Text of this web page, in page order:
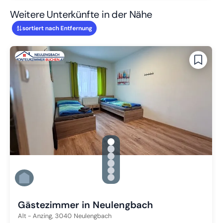
Weitere Unterkünfte in der Nähe
sortiert nach Entfernung
gallery.slide_selector
Zu Slide 1 wechseln
Zu Slide 2 wechseln
Zu Slide 3 wechseln
Zu Slide 4 wechseln
Zu Slide 5 wechseln
Zu Slide 6 wechseln
Gästezimmer in Neulengbach
Alt - Anzing, 3040 Neulengbach